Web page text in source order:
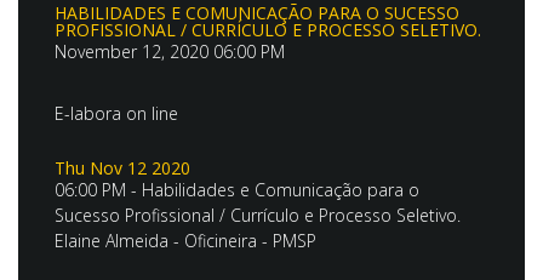
HABILIDADES E COMUNICAÇÃO PARA O SUCESSO
PROFISSIONAL / CURRÍCULO E PROCESSO SELETIVO.
November 12, 2020 06:00 PM
E-labora on line
Thu Nov 12 2020
06:00 PM - Habilidades e Comunicação para o
Sucesso Profissional / Currículo e Processo Seletivo.
Elaine Almeida - Oficineira - PMSP